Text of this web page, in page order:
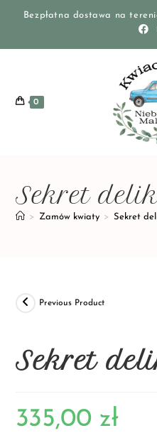
Bezpłatna dostawa na
0
Sekret
> Zamów kwiaty > Sekret
Previous Product
Sekret
335,00 zł